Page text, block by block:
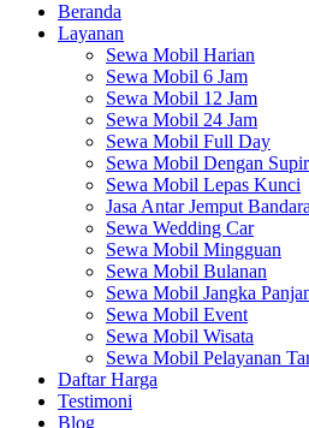
Beranda
Layanan
Sewa Mobil Harian
Sewa Mobil 6 Jam
Sewa Mobil 12 Jam
Sewa Mobil 24 Jam
Sewa Mobil Full Day
Sewa Mobil Dengan Supir
Sewa Mobil Lepas Kunci
Jasa Antar Jemput Bandara
Sewa Wedding Car
Sewa Mobil Mingguan
Sewa Mobil Bulanan
Sewa Mobil Jangka
Sewa Mobil Event
Sewa Mobil Wisata
Sewa Mobil Pelayanan
Daftar Harga
Testimoni
Blog